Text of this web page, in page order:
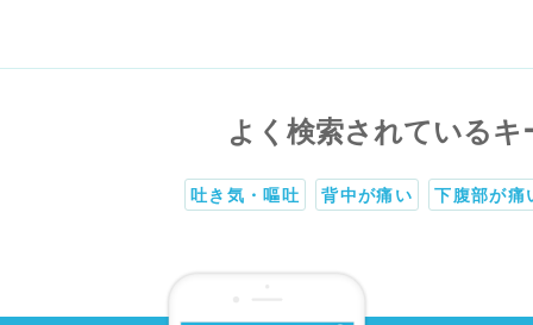
よく検索されているキ
吐き気・嘔吐 背中が痛い 下腹部が痛